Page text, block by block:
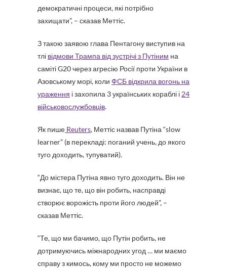
демократичні процеси, які потрібно
захищати”, – сказав Меттіс.
З такою заявою глава Пентагону виступив на
тлі відмови Трампа від зустрічі з Путіним на
саміті G20 через агресію Росії проти України в
Азовському морі, коли ФСБ відкрила вогонь на
ураження і захопила 3 ​​українських кораблі і 24
військовослужбовців.
Як пише Reuters, Меттіс назвав Путіна “slow
learner” (в перекладі: поганий учень, до якого
туго доходить, тупуватий).
“До містера Путіна явно туго доходить. Він не
визнає, що те, що він робить, насправді
створює ворожість проти його людей”, –
сказав Меттіс.
“Те, що ми бачимо, що Путін робить, не
дотримуючись міжнародних угод … ми маємо
справу з кимось, кому ми просто не можемо